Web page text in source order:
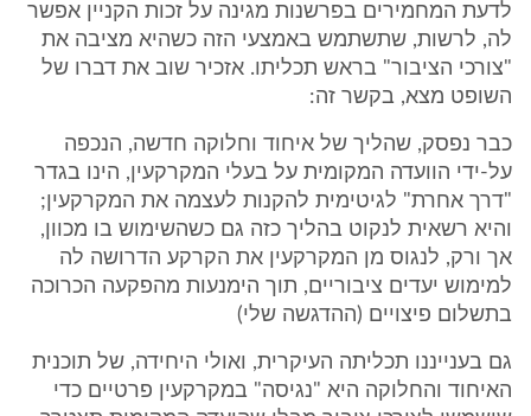
לדעת המחמירים בפרשנות מגינה על זכות הקניין אפשר
לה, לרשות, שתשתמש באמצעי הזה כשהיא מציבה את
"צורכי הציבור" בראש תכליתו. אזכיר שוב את דברו של
השופט מצא, בקשר זה:
כבר נפסק, שהליך של איחוד וחלוקה חדשה, הנכפה
על-ידי הוועדה המקומית על בעלי המקרקעין, הינו בגדר
"דרך אחרת" לגיטימית להקנות לעצמה את המקרקעין;
והיא רשאית לנקוט בהליך כזה גם כשהשימוש בו מכוון,
אך ורק, לנגוס מן המקרקעין את הקרקע הדרושה לה
למימוש יעדים ציבוריים, תוך הימנעות מהפקעה הכרוכה
בתשלום פיצויים (ההדגשה שלי)
גם בענייננו תכליתה העיקרית, ואולי היחידה, של תוכנית
האיחוד והחלוקה היא "נגיסה" במקרקעין פרטיים כדי